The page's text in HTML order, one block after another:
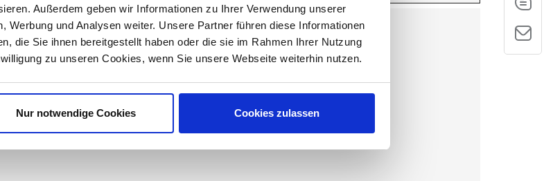
Außerdem geben wir Informationen zu Ihrer Verwendung unserer
Werbung und Analysen weiter. Unsere Partner führen diese Informationen
die Sie ihnen bereitgestellt haben oder die sie im Rahmen Ihrer Nutzung
zu unseren Cookies, wenn Sie unsere Webseite weiterhin nutzen.
Nur notwendige Cookies Cookies zulassen
E-Mail